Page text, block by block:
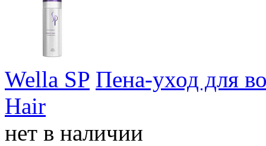
Wella SP Пена-уход для
Hair
нет в наличии